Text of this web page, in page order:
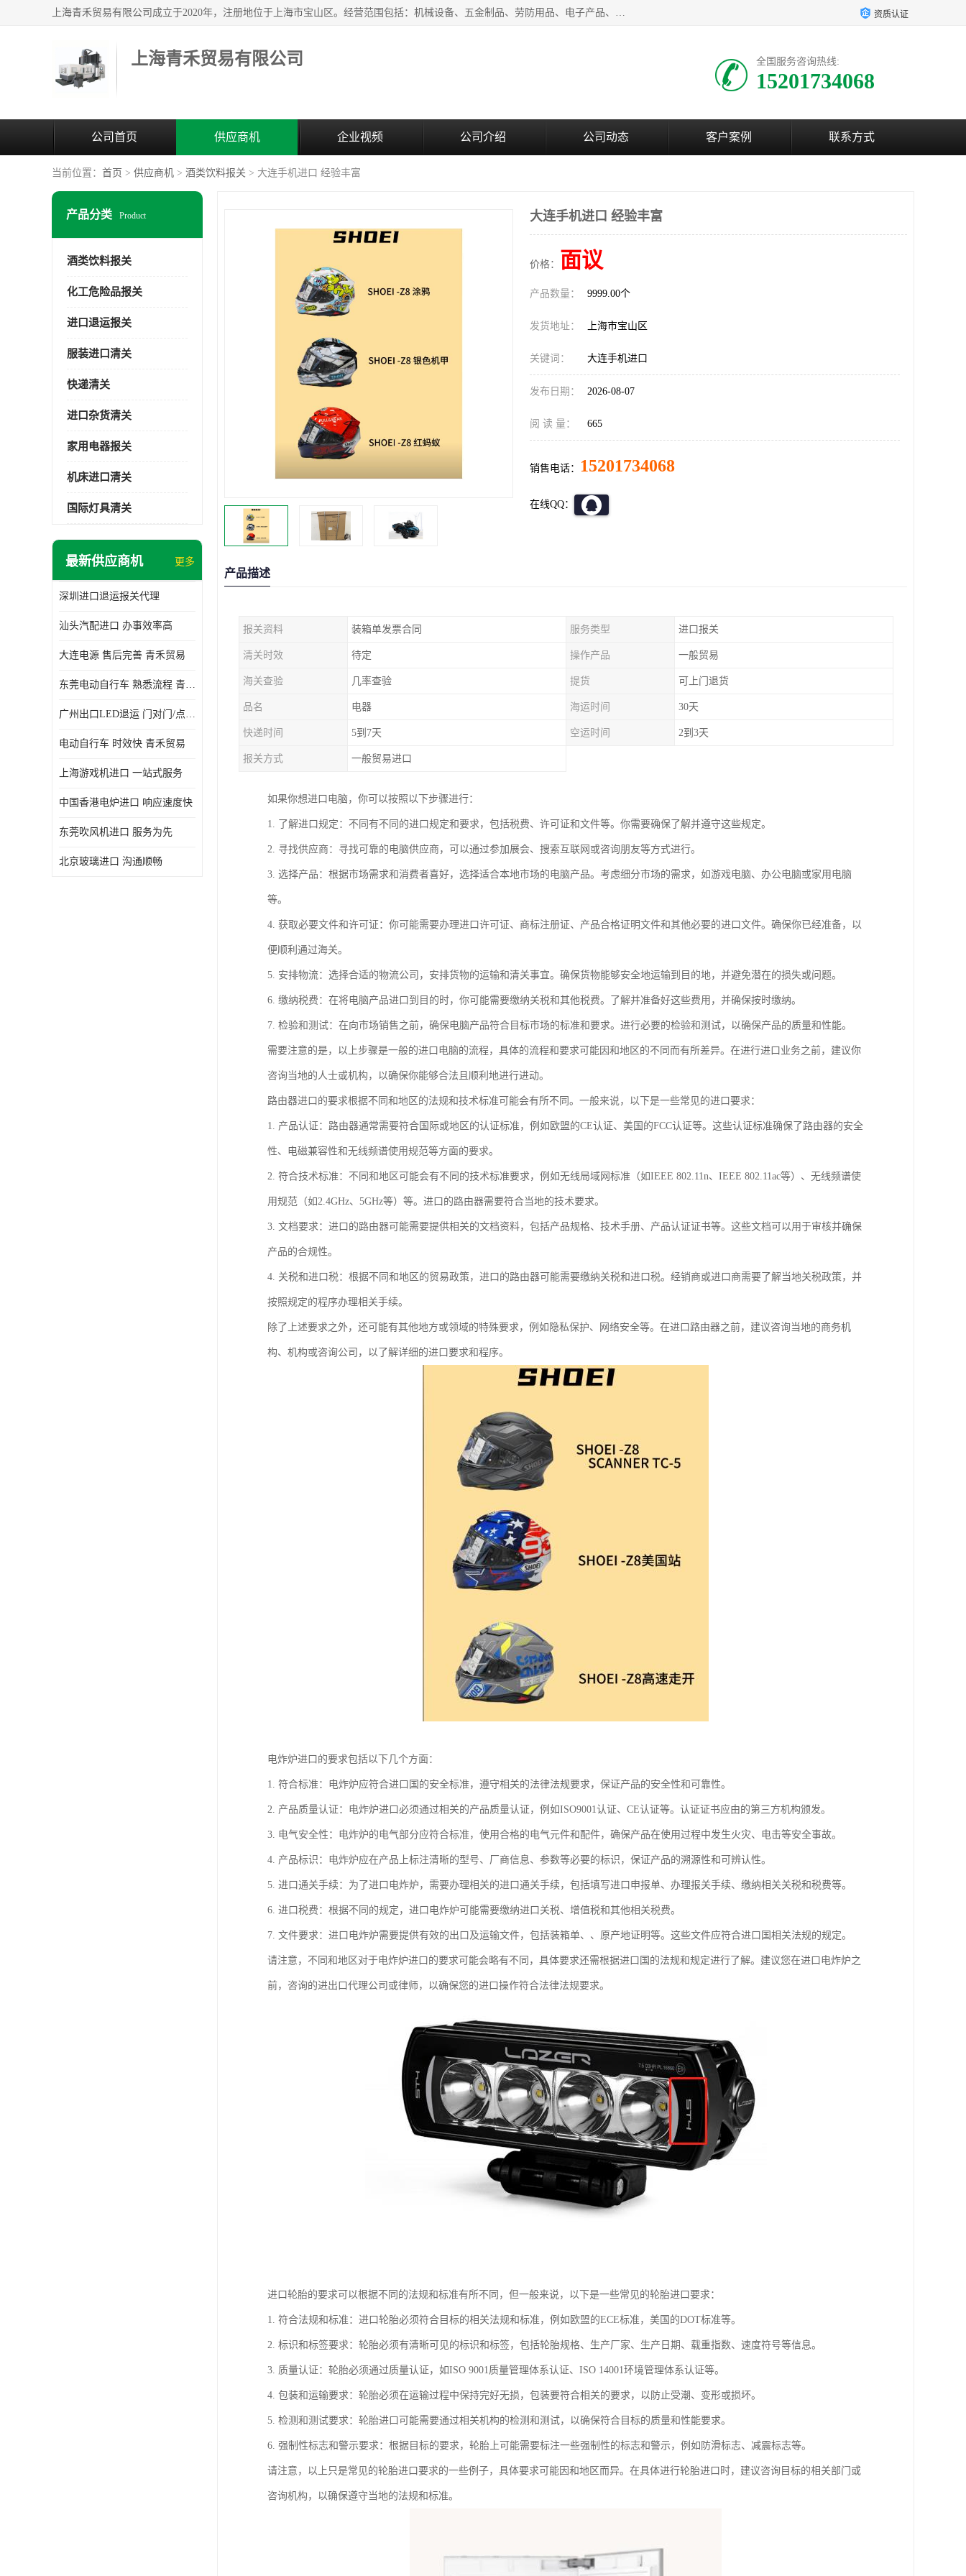
上海青禾贸易有限公司成立于2020年，注册地位于上海市宝山区。经营范围包括：机械设备、五金制品、劳防用品、电子产品、塑胶制品、家具、模具、纺织品、仪器仪表、建筑材料、装饰材料、化工产品、金属制品、机车配件等货物进出口报关、清关服务。 资质认证
上海青禾贸易有限公司 全国服务咨询热线:
15201734068
公司首页 供应商机 企业视频 公司介绍 公司动态 客户案例 联系方式
当前位置： 首页 > 供应商机 > 酒类饮料报关 > 大连手机进口 经验丰富
产品分类 Product
酒类饮料报关
化工危险品报关
进口退运报关
服装进口清关
快递清关
进口杂货清关
家用电器报关
机床进口清关
国际灯具清关
最新供应商机 更多
深圳进口退运报关代理
汕头汽配进口 办事效率高
大连电源 售后完善 青禾贸易
东莞电动自行车 熟悉流程 青禾贸易
广州出口LED退运 门对门/点对点
电动自行车 时效快 青禾贸易
上海游戏机进口 一站式服务
中国香港电炉进口 响应速度快
东莞吹风机进口 服务为先
北京玻璃进口 沟通顺畅
大连手机进口 经验丰富
价格： 面议
产品数量： 9999.00个
发货地址： 上海市宝山区
关键词： 大连手机进口
发布日期： 2026-08-07
阅 读 量： 665
销售电话： 15201734068
在线QQ：
产品描述
报关资料 装箱单发票合同 服务类型 进口报关
清关时效 待定 操作产品 一般贸易
海关查验 几率查验 提货 可上门退货
品名 电器 海运时间 30天
快递时间 5到7天 空运时间 2到3天
报关方式 一般贸易进口
如果你想进口电脑，你可以按照以下步骤进行：
1. 了解进口规定：不同有不同的进口规定和要求，包括税费、许可证和文件等。你需要确保了解并遵守这些规定。
2. 寻找供应商：寻找可靠的电脑供应商，可以通过参加展会、搜索互联网或咨询朋友等方式进行。
3. 选择产品：根据市场需求和消费者喜好，选择适合本地市场的电脑产品。考虑细分市场的需求，如游戏电脑、办公电脑或家用电脑
等。
4. 获取必要文件和许可证：你可能需要办理进口许可证、商标注册证、产品合格证明文件和其他必要的进口文件。确保你已经准备，以
便顺利通过海关。
5. 安排物流：选择合适的物流公司，安排货物的运输和清关事宜。确保货物能够安全地运输到目的地，并避免潜在的损失或问题。
6. 缴纳税费：在将电脑产品进口到目的时，你可能需要缴纳关税和其他税费。了解并准备好这些费用，并确保按时缴纳。
7. 检验和测试：在向市场销售之前，确保电脑产品符合目标市场的标准和要求。进行必要的检验和测试，以确保产品的质量和性能。
需要注意的是，以上步骤是一般的进口电脑的流程，具体的流程和要求可能因和地区的不同而有所差异。在进行进口业务之前，建议你
咨询当地的人士或机构，以确保你能够合法且顺利地进行进动。
路由器进口的要求根据不同和地区的法规和技术标准可能会有所不同。一般来说，以下是一些常见的进口要求：
1. 产品认证：路由器通常需要符合国际或地区的认证标准，例如欧盟的CE认证、美国的FCC认证等。这些认证标准确保了路由器的安全
性、电磁兼容性和无线频谱使用规范等方面的要求。
2. 符合技术标准：不同和地区可能会有不同的技术标准要求，例如无线局域网标准（如IEEE 802.11n、IEEE 802.11ac等）、无线频谱使
用规范（如2.4GHz、5GHz等）等。进口的路由器需要符合当地的技术要求。
3. 文档要求：进口的路由器可能需要提供相关的文档资料，包括产品规格、技术手册、产品认证证书等。这些文档可以用于审核并确保
产品的合规性。
4. 关税和进口税：根据不同和地区的贸易政策，进口的路由器可能需要缴纳关税和进口税。经销商或进口商需要了解当地关税政策，并
按照规定的程序办理相关手续。
除了上述要求之外，还可能有其他地方或领域的特殊要求，例如隐私保护、网络安全等。在进口路由器之前，建议咨询当地的商务机
构、机构或咨询公司，以了解详细的进口要求和程序。
电炸炉进口的要求包括以下几个方面：
1. 符合标准：电炸炉应符合进口国的安全标准，遵守相关的法律法规要求，保证产品的安全性和可靠性。
2. 产品质量认证：电炸炉进口必须通过相关的产品质量认证，例如ISO9001认证、CE认证等。认证证书应由的第三方机构颁发。
3. 电气安全性：电炸炉的电气部分应符合标准，使用合格的电气元件和配件，确保产品在使用过程中发生火灾、电击等安全事故。
4. 产品标识：电炸炉应在产品上标注清晰的型号、厂商信息、参数等必要的标识，保证产品的溯源性和可辨认性。
5. 进口通关手续：为了进口电炸炉，需要办理相关的进口通关手续，包括填写进口申报单、办理报关手续、缴纳相关关税和税费等。
6. 进口税费：根据不同的规定，进口电炸炉可能需要缴纳进口关税、增值税和其他相关税费。
7. 文件要求：进口电炸炉需要提供有效的出口及运输文件，包括装箱单、、原产地证明等。这些文件应符合进口国相关法规的规定。
请注意，不同和地区对于电炸炉进口的要求可能会略有不同，具体要求还需根据进口国的法规和规定进行了解。建议您在进口电炸炉之
前，咨询的进出口代理公司或律师，以确保您的进口操作符合法律法规要求。
进口轮胎的要求可以根据不同的法规和标准有所不同，但一般来说，以下是一些常见的轮胎进口要求：
1. 符合法规和标准：进口轮胎必须符合目标的相关法规和标准，例如欧盟的ECE标准，美国的DOT标准等。
2. 标识和标签要求：轮胎必须有清晰可见的标识和标签，包括轮胎规格、生产厂家、生产日期、载重指数、速度符号等信息。
3. 质量认证：轮胎必须通过质量认证，如ISO 9001质量管理体系认证、ISO 14001环境管理体系认证等。
4. 包装和运输要求：轮胎必须在运输过程中保持完好无损，包装要符合相关的要求，以防止受潮、变形或损坏。
5. 检测和测试要求：轮胎进口可能需要通过相关机构的检测和测试，以确保符合目标的质量和性能要求。
6. 强制性标志和警示要求：根据目标的要求，轮胎上可能需要标注一些强制性的标志和警示，例如防滑标志、减震标志等。
请注意，以上只是常见的轮胎进口要求的一些例子，具体要求可能因和地区而异。在具体进行轮胎进口时，建议咨询目标的相关部门或
咨询机构，以确保遵守当地的法规和标准。